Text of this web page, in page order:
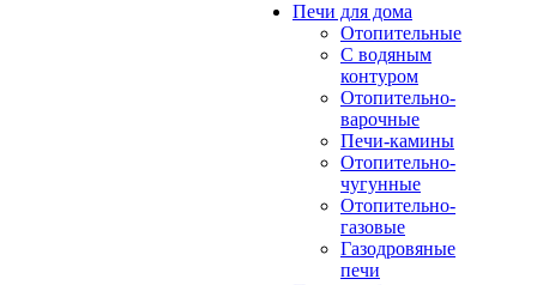
Печи для дома
Отопительные
C водяным
контуром
Отопительно-
варочные
Печи-камины
Отопительно-
чугунные
Отопительно-
газовые
Газодровяные
печи